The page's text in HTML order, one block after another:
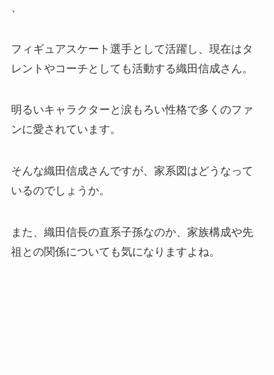
、
フィギュアスケート選手として活躍し、現在はタ
レントやコーチとしても活動する織田信成さん。
明るいキャラクターと涙もろい性格で多くのファ
ンに愛されています。
そんな織田信成さんですが、家系図はどうなって
いるのでしょうか。
また、織田信長の直系子孫なのか、家族構成や先
祖との関係についても気になりますよね。